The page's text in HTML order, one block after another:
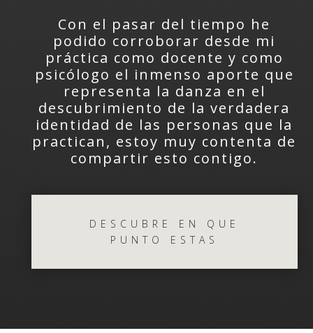
Con el pasar del tiempo he
podido corroborar desde mi
práctica como docente y como
psicólogo el inmenso aporte que
representa la danza en el
descubrimiento de la verdadera
identidad de las personas que la
practican, estoy muy contenta de
compartir esto contigo.
DESCUBRE EN QUE
PUNTO ESTAS